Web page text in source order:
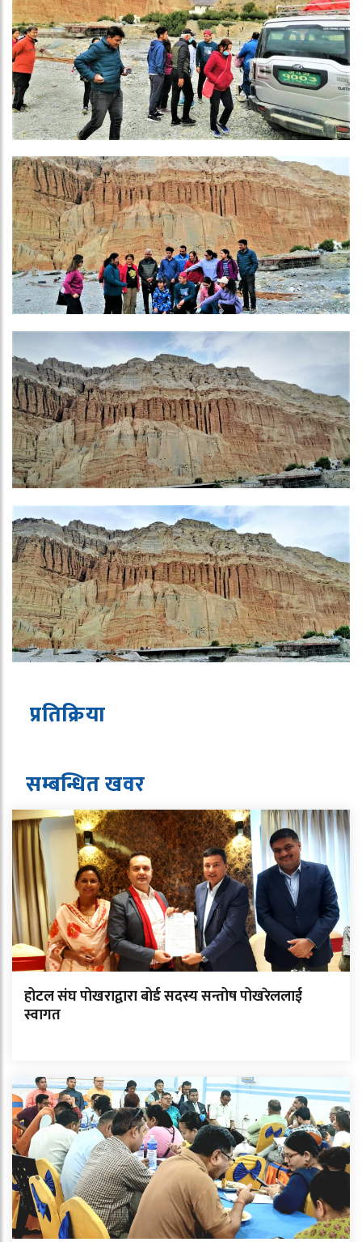
प्रतिक्रिया
सम्बन्धित खवर
होटल संघ पोखराद्वारा बोर्ड सदस्य सन्तोष पोखरेललाई
स्वागत